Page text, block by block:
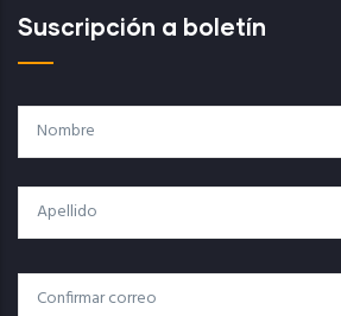
Suscripción a boletín
Nombre
Apellido
Correo
Correo Electrónico